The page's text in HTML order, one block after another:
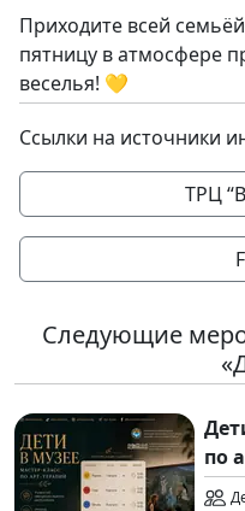
Приходите всей
пятницу в атмосфере
веселья! 💛
Ссылки на источники
ТРЦ
Следующие
по